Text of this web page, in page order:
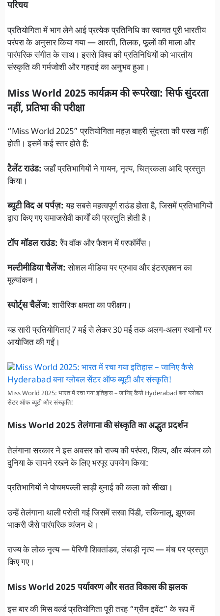
परिचय
प्रतियोगिता में भाग लेने आई प्रत्येक प्रतिनिधि का स्वागत पूरी भारतीय
परंपरा के अनुसार किया गया — आरती, तिलक, फूलों की माला और
पारंपरिक संगीत के साथ। इससे विश्व की प्रतिनिधियों को भारतीय
संस्कृति की गर्मजोशी और गहराई का अनुभव हुआ।
Miss World 2025 कार्यक्रम की रूपरेखा: सिर्फ सुंदरता
नहीं, प्रतिभा की परीक्षा
“Miss World 2025” प्रतियोगिता महज़ बाहरी सुंदरता की परख नहीं
होती। इसमें कई स्तर होते हैं:
टैलेंट राउंड:जहाँ प्रतिभागियों ने गायन, नृत्य, चित्रकला आदि प्रस्तुत
किया।
ब्यूटी विद अ पर्पज़:यह सबसे महत्वपूर्ण राउंड होता है, जिसमें प्रतिभागियों
द्वारा किए गए समाजसेवी कार्यों की प्रस्तुति होती है।
टॉप मॉडल राउंड:रैंप वॉक और फैशन में परफॉर्मेंस।
मल्टीमीडिया चैलेंज:सोशल मीडिया पर प्रभाव और इंटरएक्शन का
मूल्यांकन।
स्पोर्ट्स चैलेंज:शारीरिक क्षमता का परीक्षण।
यह सारी प्रतियोगिताएं 7 मई से लेकर 30 मई तक अलग-अलग स्थानों पर
आयोजित की गईं।
Miss World 2025: भारत में रचा गया इतिहास – जानिए कैसे Hyderabad बना ग्लोबल
सेंटर ऑफ ब्यूटी और संस्कृति!
Miss World 2025 तेलंगाना की संस्कृति का अद्भुत प्रदर्शन
तेलंगाना सरकार ने इस अवसर को राज्य की परंपरा, शिल्प, और व्यंजन को
दुनिया के सामने रखने के लिए भरपूर उपयोग किया:
प्रतिभागियों ने पोचमपल्ली साड़ी बुनाई की कला को सीखा।
उन्हें तेलंगाना थाली परोसी गई जिसमें सरवा पिंडी, सकिनालू, झूणका
भाकरी जैसे पारंपरिक व्यंजन थे।
राज्य के लोक नृत्य — पेरिणी शिवतांडव, लंबाड़ी नृत्य — मंच पर प्रस्तुत
किए गए।
Miss World 2025 पर्यावरण और सतत विकास की झलक
इस बार की मिस वर्ल्ड प्रतियोगिता पूरी तरह “ग्रीन इवेंट” के रूप में